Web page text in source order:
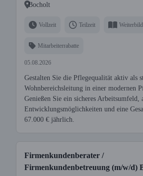
Bocholt
Vollzeit Teilzeit
Mitarbeiterrabatte
05.08.2026
Gestalten Sie die Pflegequalität aktiv als
Wohnbereichsleitung in einer modernen
Genießen Sie ein sicheres Arbeitsumfeld,
Entwicklungsmöglichkeiten und eine
67.000 € jährlich.
Firmenkundenberater /
Firmenkundenbetreuung (m/w/d)